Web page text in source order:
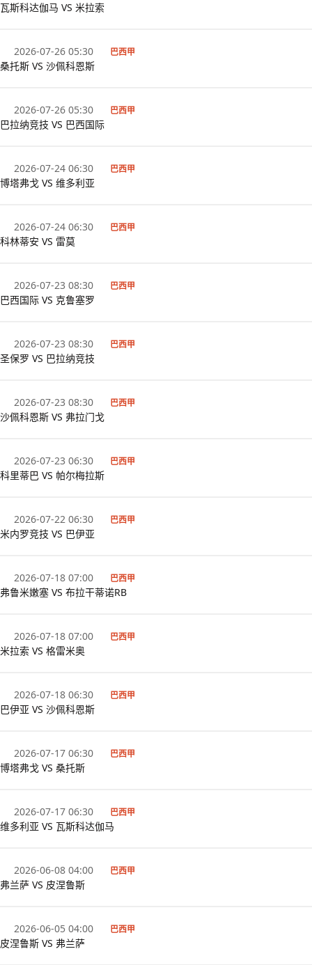
瓦斯科达伽马 VS 米拉索
2026-07-26 05:30 巴西甲
桑托斯 VS 沙佩科恩斯
2026-07-26 05:30 巴西甲
巴拉纳竞技 VS 巴西国际
2026-07-24 06:30 巴西甲
博塔弗戈 VS 维多利亚
2026-07-24 06:30 巴西甲
科林蒂安 VS 雷莫
2026-07-23 08:30 巴西甲
巴西国际 VS 克鲁塞罗
2026-07-23 08:30 巴西甲
圣保罗 VS 巴拉纳竞技
2026-07-23 08:30 巴西甲
沙佩科恩斯 VS 弗拉门戈
2026-07-23 06:30 巴西甲
科里蒂巴 VS 帕尔梅拉斯
2026-07-22 06:30 巴西甲
米内罗竞技 VS 巴伊亚
2026-07-18 07:00 巴西甲
弗鲁米嫩塞 VS 布拉干蒂诺RB
2026-07-18 07:00 巴西甲
米拉索 VS 格雷米奥
2026-07-18 06:30 巴西甲
巴伊亚 VS 沙佩科恩斯
2026-07-17 06:30 巴西甲
博塔弗戈 VS 桑托斯
2026-07-17 06:30 巴西甲
维多利亚 VS 瓦斯科达伽马
2026-06-08 04:00 巴西甲
弗兰萨 VS 皮涅鲁斯
2026-06-05 04:00 巴西甲
皮涅鲁斯 VS 弗兰萨